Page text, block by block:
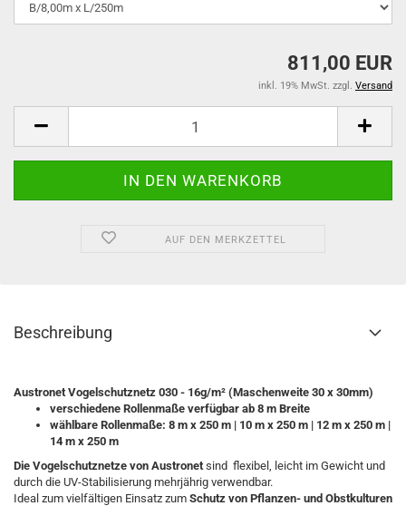
811,00 EUR
inkl. 19% MwSt. zzgl. Versand
AUF DEN MERKZETTEL
Beschreibung
Austronet Vogelschutznetz 030 - 16g/m² (Maschenweite 30 x 30mm)
verschiedene Rollenmaße verfügbar ab 8 m Breite
wählbare Rollenmaße: 8 m x 250 m | 10 m x 250 m | 12 m x 250 m |
14 m x 250 m
Die Vogelschutznetze von Austronetsind flexibel, leicht im Gewicht und
durch die UV-Stabilisierung mehrjährig verwendbar.
Ideal zum vielfältigen Einsatz zum Schutz von Pflanzen- und Obstkulturen